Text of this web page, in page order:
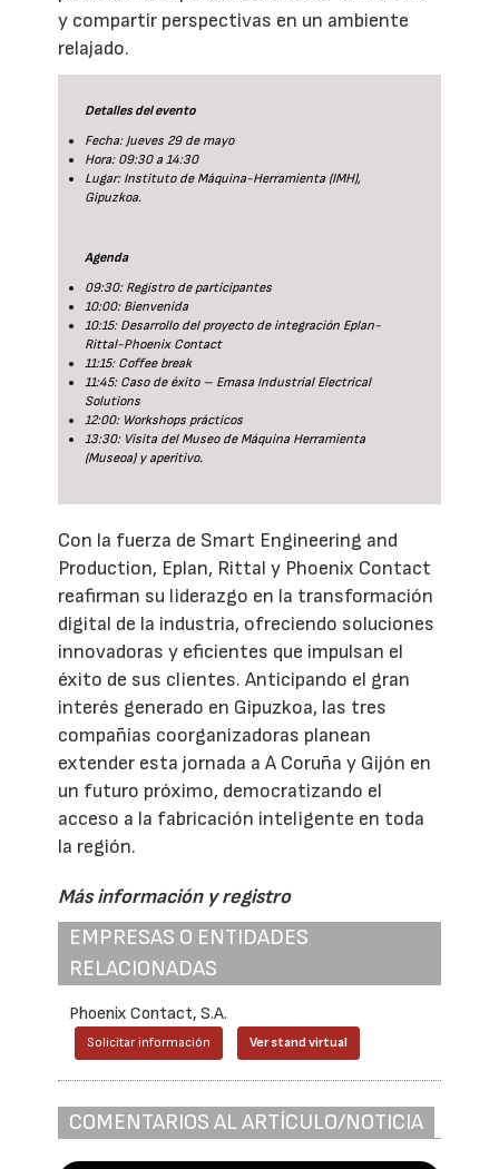
y compartir perspectivas en un ambiente
relajado.
Detalles del evento
Fecha: Jueves 29 de mayo
Hora: 09:30 a 14:30
Lugar: Instituto de Máquina-Herramienta (IMH),
Gipuzkoa.
Agenda
09:30: Registro de participantes
10:00: Bienvenida
10:15: Desarrollo del proyecto de integración Eplan-
Rittal-Phoenix Contact
11:15: Coffee break
11:45: Caso de éxito – Emasa Industrial Electrical
Solutions
12:00: Workshops prácticos
13:30: Visita del Museo de Máquina Herramienta
(Museoa) y aperitivo.
Con la fuerza de Smart Engineering and
Production, Eplan, Rittal y Phoenix Contact
reafirman su liderazgo en la transformación
digital de la industria, ofreciendo soluciones
innovadoras y eficientes que impulsan el
éxito de sus clientes. Anticipando el gran
interés generado en Gipuzkoa, las tres
compañías coorganizadoras planean
extender esta jornada a A Coruña y Gijón en
un futuro próximo, democratizando el
acceso a la fabricación inteligente en toda
la región.
Más información y registro
EMPRESAS O ENTIDADES
RELACIONADAS
Phoenix Contact, S.A.
Solicitar información Ver stand virtual
COMENTARIOS AL ARTÍCULO/NOTICIA